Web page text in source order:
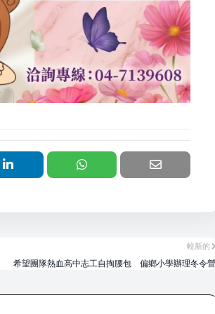
較新的
希望團隊熱血高中志工自掏腰包 偏鄉小學辦理冬令營